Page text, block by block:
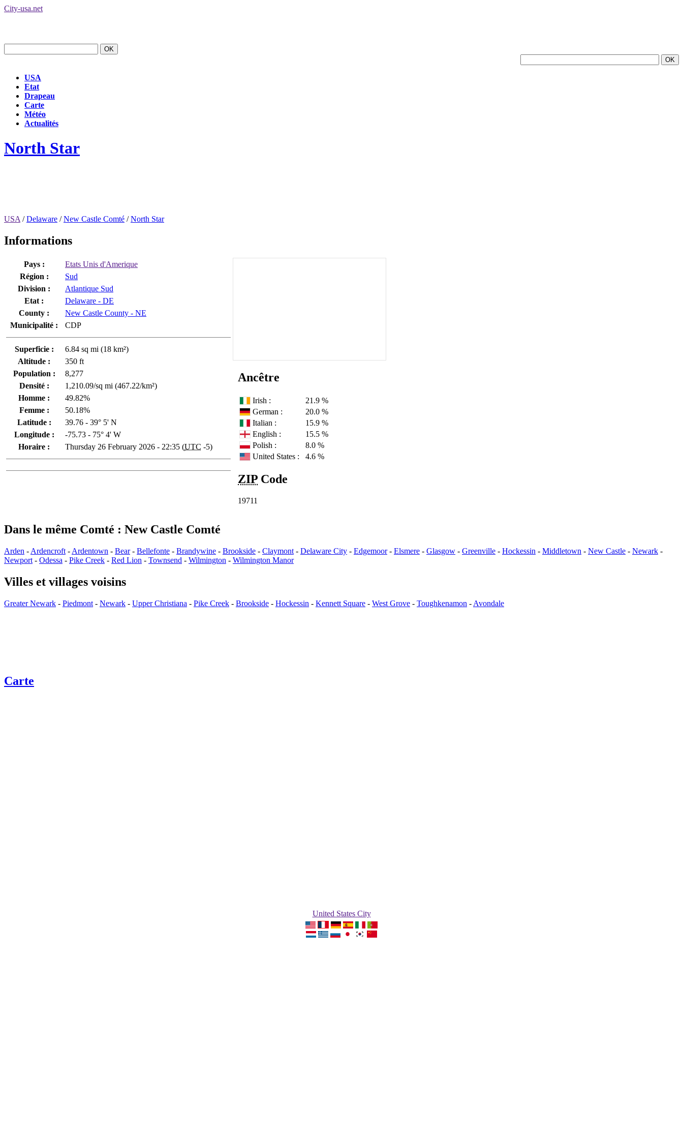
City-usa.net
USA
Etat
Drapeau
Carte
Météo
Actualités
North Star
USA /Delaware /New Castle Comté /North Star
Informations
Pays :
Etats Unis d'Amerique
Région :
Sud
Division :
Atlantique Sud
Etat :
Delaware - DE
County :
New Castle County - NE
Municipalité :
CDP
Superficie :
6.84 sq mi (18 km²)
Altitude :
350 ft
Population :
8,277
Densité :
1,210.09/sq mi (467.22/km²)
Homme :
49.82%
Femme :
50.18%
Latitude :
39.76 - 39° 5' N
Longitude :
-75.73 - 75° 4' W
Horaire :
Thursday 26 February 2026 - 22:35 (UTC -5)
Ancêtre
Irish :
21.9 %
German :
20.0 %
Italian :
15.9 %
English :
15.5 %
Polish :
8.0 %
United States :
4.6 %
ZIP Code
19711
Dans le même Comté : New Castle Comté
Arden - Ardencroft - Ardentown - Bear- Bellefonte - Brandywine - Brookside - Claymont - Delaware City - Edgemoor- Elsmere - Glasgow - Greenville - Hockessin - Middletown - New Castle - Newark -
Newport - Odessa - Pike Creek - Red Lion - Townsend - Wilmington - Wilmington Manor
Villes et villages voisins
Greater Newark - Piedmont - Newark - Upper Christiana - Pike Creek - Brookside - Hockessin - Kennett Square - West Grove - Toughkenamon - Avondale
Carte
United States City